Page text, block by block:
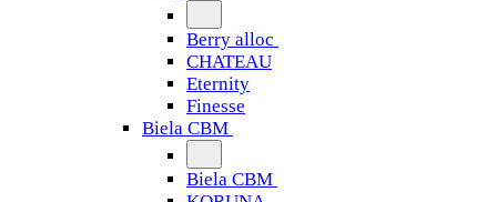
Berry alloc
CHATEAU
Eternity
Finesse
Biela CBM
Biela CBM